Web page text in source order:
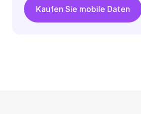
Kaufen Sie mobile Daten